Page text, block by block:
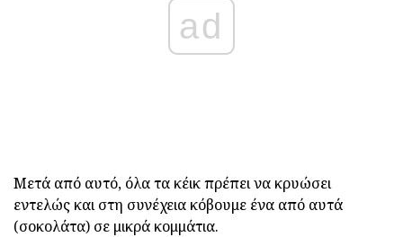
ad
Μετά από αυτό, όλα τα κέικ πρέπει να κρυώσει
εντελώς και στη συνέχεια κόβουμε ένα από αυτά
(σοκολάτα) σε μικρά κομμάτια.